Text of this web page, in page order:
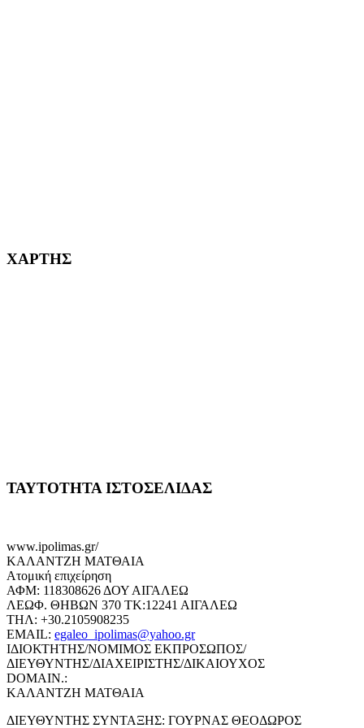
ΧΑΡΤΗΣ
ΤΑΥΤΟΤΗΤΑ ΙΣΤΟΣΕΛΙΔΑΣ
www.ipolimas.gr/
ΚΑΛΑΝΤΖΗ ΜΑΤΘΑΙΑ
Ατομική επιχείρηση
ΑΦΜ: 118308626 ΔΟΥ ΑΙΓΑΛΕΩ
ΛΕΩΦ. ΘΗΒΩΝ 370 ΤΚ:12241 ΑΙΓΑΛΕΩ
ΤΗΛ: +30.2105908235
EMAIL: egaleo_ipolimas@yahoo.gr
ΙΔΙΟΚΤΗΤΗΣ/ΝΟΜΙΜΟΣ ΕΚΠΡΟΣΩΠΟΣ/
ΔΙΕΥΘΥΝΤΗΣ/ΔΙΑΧΕΙΡΙΣΤΗΣ/ΔΙΚΑΙΟΥΧΟΣ
DOMAIN.:
ΚΑΛΑΝΤΖΗ ΜΑΤΘΑΙΑ
ΔΙΕΥΘΥΝΤΗΣ ΣΥΝΤΑΞΗΣ: ΓΟΥΡΝΑΣ ΘΕΟΔΩΡΟΣ